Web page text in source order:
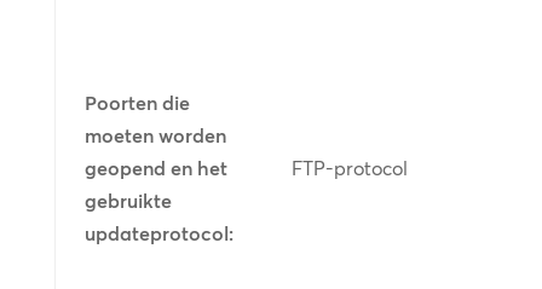
Poorten die
moeten worden
geopend en het
gebruikte
updateprotocol:
FTP-protocol